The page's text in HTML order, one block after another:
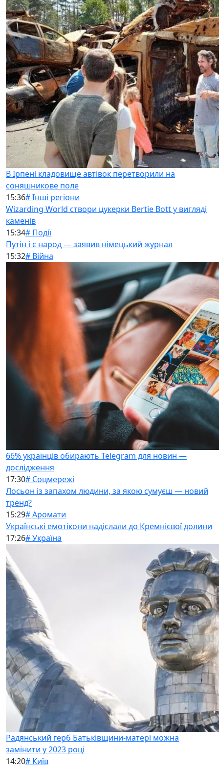
В Ірпені кладовище автівок перетворили на
соняшникове поле
15:36# Інші регіони
Wizarding World створи цукерки Bertie Bott у вигляді
каменів
15:34# Події
Путін і є народ — заявив німецький журнал
15:32# Війна
66% українців обирають Telegram для новин —
дослідження
17:30# Соцмережі
Лосьон із запахом людини, за якою сумуєш — новий
тренд?
15:29# Аромати
Українські емотікони надіслали до Кремнієвої долини
17:26# Україна
Радянський герб Батьківщини-матері можна
замінити у 2023 році
14:20# Київ